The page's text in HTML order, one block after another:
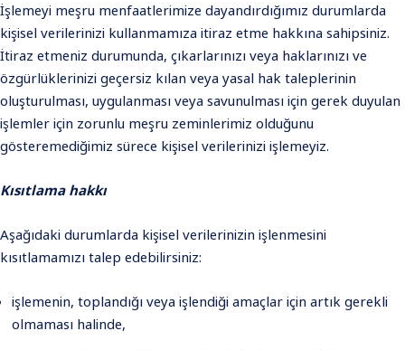
İşlemeyi meşru menfaatlerimize dayandırdığımız durumlarda
kişisel verilerinizi kullanmamıza itiraz etme hakkına sahipsiniz.
İtiraz etmeniz durumunda, çıkarlarınızı veya haklarınızı ve
özgürlüklerinizi geçersiz kılan veya yasal hak taleplerinin
oluşturulması, uygulanması veya savunulması için gerek duyulan
işlemler için zorunlu meşru zeminlerimiz olduğunu
gösteremediğimiz sürece kişisel verilerinizi işlemeyiz.
Kısıtlama hakkı
Aşağıdaki durumlarda kişisel verilerinizin işlenmesini
kısıtlamamızı talep edebilirsiniz:
işlemenin, toplandığı veya işlendiği amaçlar için artık gerekli
olmaması halinde,